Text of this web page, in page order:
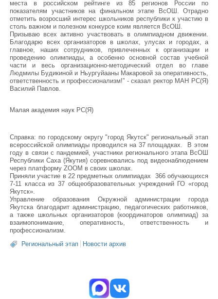
места в российском рейтинге из 85 регионов России по
показателям участников на финальном этапе ВсОШ. Отрадно
отметить возросший интерес школьников республики к участию в
столь важном и полезном конкурсе коим является ВсОШ.
Призываю всех активно участвовать в олимпиадном движении.
Благодарю всех организаторов в школах, улусах и городах, а
главное, наших сотрудников, привлеченных к организации и
проведению олимпиады, а особенно основной состав учебной
части и весь организационно-методический отдел во главе
Людмилы Будикиной и Ньургуйааны Макаровой за оперативность,
ответственность и профессионализм!” - сказал ректор МАН РС(Я)
Василий Павлов.
Малая академия наук РС(Я)
Справка: по городскому округу "город Якутск" региональный этап
всероссийской олимпиады проводился на 37 площадках. В этом
году в связи с пандемией, участники регионального этапа ВсОШ
Республики Саха (Якутия) соревновались под видеонаблюдением
через платформу ZOOM в своих школах.
Приняли участие в 22 предметных олимпиадах 366 обучающихся
7-11 класса из 37 общеобразовательных учреждений ГО «город
Якутск».
Управление образования Окружной администрации города
Якутска благодарит администрацию, педагогических работников,
а также школьных организаторов (координаторов олимпиад) за
взаимопонимание, оперативность, ответственность и
профессионализм.
Региональный этап
Новости архив